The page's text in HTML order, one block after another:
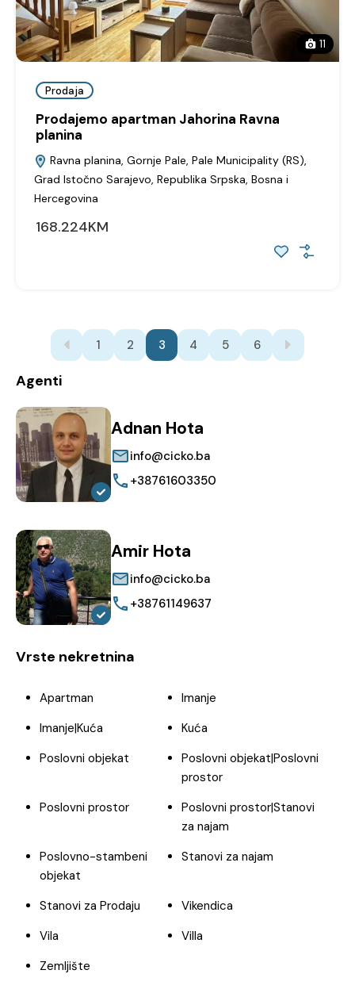
11
Prodaja
Prodajemo apartman Jahorina Ravna
planina
Ravna planina, Gornje Pale, Pale Municipality (RS),
Grad Istočno Sarajevo, Republika Srpska, Bosna i
Hercegovina
168.224KM
1 2 3 4 5 6
Agenti
Adnan Hota
info@cicko.ba
+38761603350
Amir Hota
info@cicko.ba
+38761149637
Vrste nekretnina
Apartman
Imanje
Imanje|Kuća
Kuća
Poslovni objekat
Poslovni objekat|Poslovni
prostor
Poslovni prostor
Poslovni prostor|Stanovi
za najam
Poslovno-stambeni
objekat
Stanovi za najam
Stanovi za Prodaju
Vikendica
Vila
Villa
Zemljište